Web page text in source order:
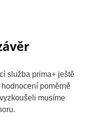
služba prima+ ještě
poměrně
musíme